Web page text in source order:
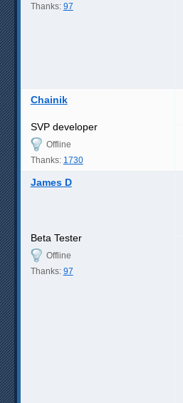
Thanks: 97
Chainik
SVP developer
Offline
Thanks: 1730
James D
Beta Tester
Offline
Thanks: 97